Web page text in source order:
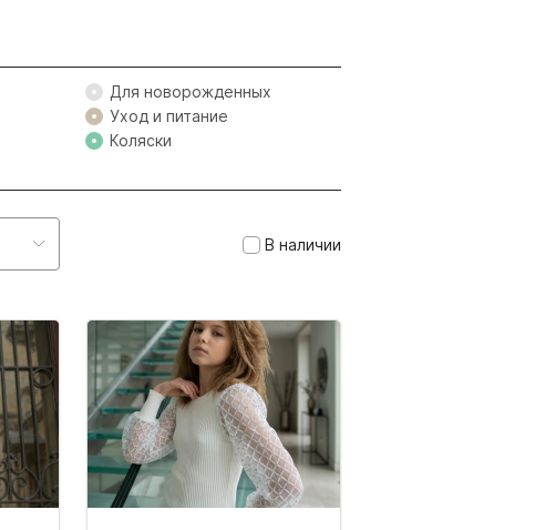
Для новорожденных
Уход и питание
Коляски
В наличии